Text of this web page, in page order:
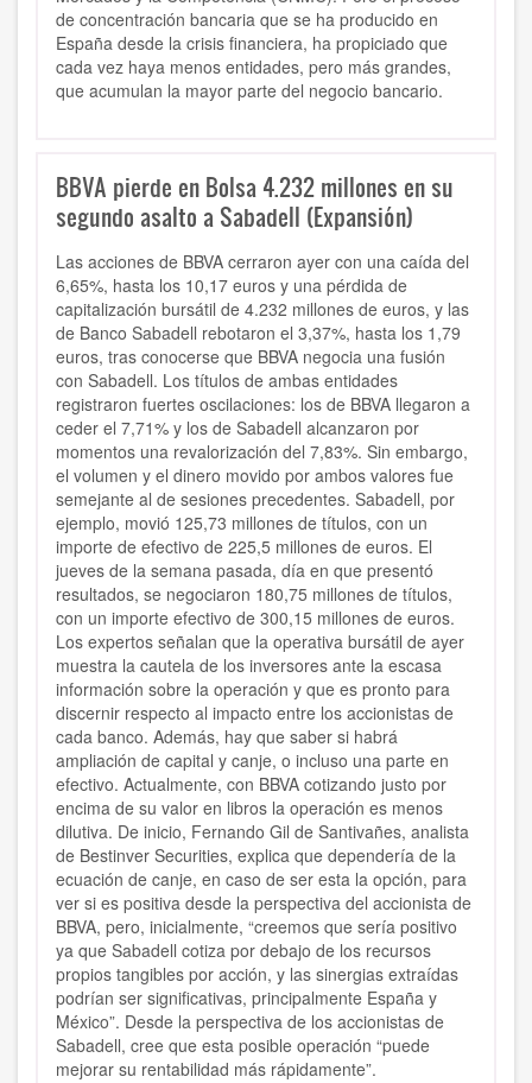
de concentración bancaria que se ha producido en
España desde la crisis financiera, ha propiciado que
cada vez haya menos entidades, pero más grandes,
que acumulan la mayor parte del negocio bancario.
BBVA pierde en Bolsa 4.232 millones en su
segundo asalto a Sabadell (Expansión)
Las acciones de BBVA cerraron ayer con una caída del
6,65%, hasta los 10,17 euros y una pérdida de
capitalización bursátil de 4.232 millones de euros, y las
de Banco Sabadell rebotaron el 3,37%, hasta los 1,79
euros, tras conocerse que BBVA negocia una fusión
con Sabadell. Los títulos de ambas entidades
registraron fuertes oscilaciones: los de BBVA llegaron a
ceder el 7,71% y los de Sabadell alcanzaron por
momentos una revalorización del 7,83%. Sin embargo,
el volumen y el dinero movido por ambos valores fue
semejante al de sesiones precedentes. Sabadell, por
ejemplo, movió 125,73 millones de títulos, con un
importe de efectivo de 225,5 millones de euros. El
jueves de la semana pasada, día en que presentó
resultados, se negociaron 180,75 millones de títulos,
con un importe efectivo de 300,15 millones de euros.
Los expertos señalan que la operativa bursátil de ayer
muestra la cautela de los inversores ante la escasa
información sobre la operación y que es pronto para
discernir respecto al impacto entre los accionistas de
cada banco. Además, hay que saber si habrá
ampliación de capital y canje, o incluso una parte en
efectivo. Actualmente, con BBVA cotizando justo por
encima de su valor en libros la operación es menos
dilutiva. De inicio, Fernando Gil de Santivañes, analista
de Bestinver Securities, explica que dependería de la
ecuación de canje, en caso de ser esta la opción, para
ver si es positiva desde la perspectiva del accionista de
BBVA, pero, inicialmente, “creemos que sería positivo
ya que Sabadell cotiza por debajo de los recursos
propios tangibles por acción, y las sinergias extraídas
podrían ser significativas, principalmente España y
México”. Desde la perspectiva de los accionistas de
Sabadell, cree que esta posible operación “puede
mejorar su rentabilidad más rápidamente”.